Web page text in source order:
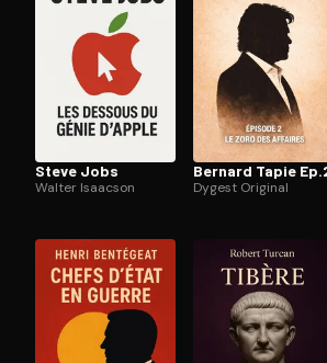
Ouvre l'app Appareil
Steve Jobs
Walter Isaacson
Bernard Tapie
Dygest Original